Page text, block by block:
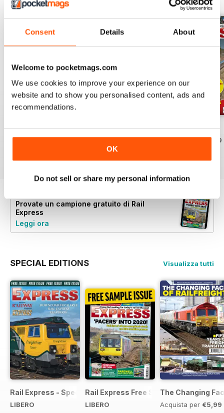
Consent Details About
Welcome to pocketmags.com
We use cookies to improve your experience on our
website and to show you personalised content, ads and
recommendations.
OK
Do not sell or share my personal information
Jul-26
Acquista per€5,99
Jun-26
Acquista per€5,99
Al carrello
May-26
Acquista per€5,99
Provate un campione gratuito di Rail
Express
Leggi ora
SPECIAL EDITIONS Visualizza tutti
Rail Express - Special Edition - Free
LIBERO
Rail Express Free Sample Issue
LIBERO
The Changing
Acquista per €5,99